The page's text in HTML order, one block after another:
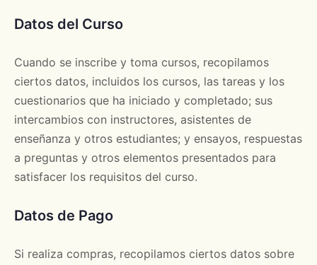
Datos del Curso
Cuando se inscribe y toma cursos, recopilamos
ciertos datos, incluidos los cursos, las tareas y los
cuestionarios que ha iniciado y completado; sus
intercambios con instructores, asistentes de
enseñanza y otros estudiantes; y ensayos, respuestas
a preguntas y otros elementos presentados para
satisfacer los requisitos del curso.
Datos de Pago
Si realiza compras, recopilamos ciertos datos sobre